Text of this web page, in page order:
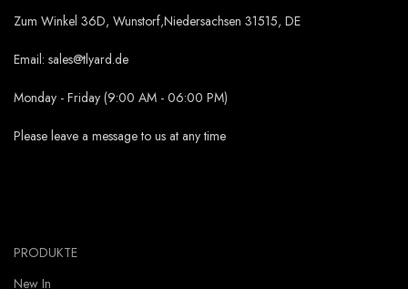
Zum Winkel 36D, Wunstorf,Niedersachsen 31515, DE
Email: sales@tlyard.de
Monday - Friday (9:00 AM - 06:00 PM)
Please leave a message to us at any time
PRODUKTE
New In